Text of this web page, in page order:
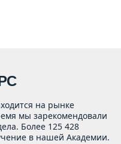
на рынке
мы зарекомендовали
Более 125 428
в нашей Академии.